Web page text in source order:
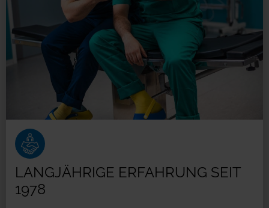
LANGJÄHRIGE ERFAHRUNG SEIT
1978